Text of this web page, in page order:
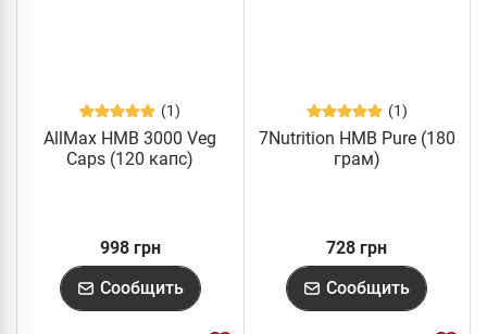
(1)
AllMax HMB 3000 Veg
Caps (120 капс)
998 грн
Сообщить
(1)
7Nutrition HMB Pure (180
грам)
728 грн
Сообщить